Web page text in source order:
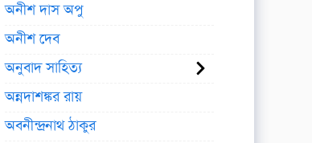
অনীশ দাস অপু
অনীশ দেব
অনুবাদ সাহিত্য
অন্নদাশঙ্কর রায়
অবনীন্দ্রনাথ ঠাকুর